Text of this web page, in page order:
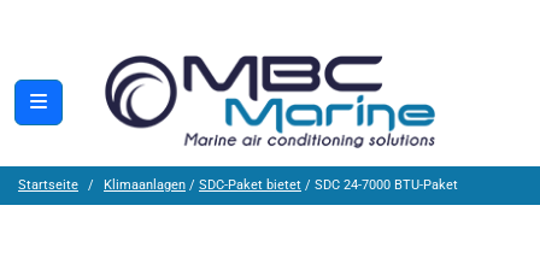
Startseite Klimaanlagen / SDC-Paket bietet / SDC 24-7000 BTU-Paket